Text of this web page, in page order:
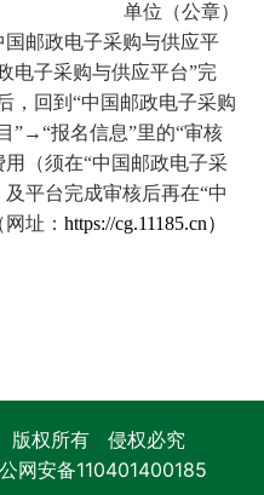
单位（公章）
邮政电子采购与供应平
电子采购与供应平台”完
，回到“中国邮政电子采购
”→“报名信息”里的“审核
（须在“中国邮政电子采
平台完成审核后再在“中
址： https://cg.11185.cn）
版权所有 侵权必究
网安备110401400185